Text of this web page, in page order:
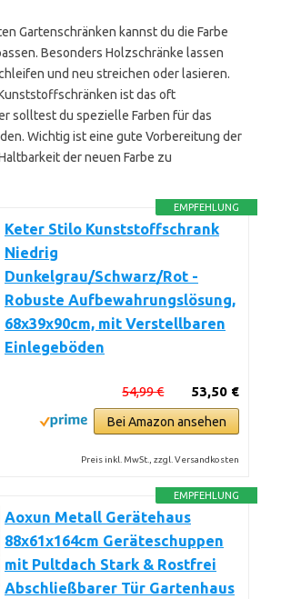
Gartenschränken kannst du die Farbe
Besonders Holzschränke lassen
und neu streichen oder lasieren.
ist das oft
solltest du spezielle Farben für das
Wichtig ist eine gute Vorbereitung der
der neuen Farbe zu
EMPFEHLUNG
Keter Stilo Kunststoffschrank
Niedrig
Dunkelgrau/Schwarz/Rot -
Robuste Aufbewahrungslösung,
68x39x90cm, mit Verstellbaren
Einlegeböden
53,50 €
54,99 €
Bei Amazon ansehen
Preis inkl. MwSt., zzgl. Versandkosten
EMPFEHLUNG
Aoxun Metall Gerätehaus
88x61x164cm Geräteschuppen
mit Pultdach Stark & Rostfrei
Abschließbarer Tür Gartenhaus